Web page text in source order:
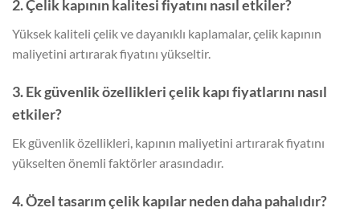
2. Çelik kapının kalitesi fiyatını nasıl etkiler?
Yüksek kaliteli çelik ve dayanıklı kaplamalar, çelik kapının
maliyetini artırarak fiyatını yükseltir.
3. Ek güvenlik özellikleri çelik kapı fiyatlarını nasıl
etkiler?
Ek güvenlik özellikleri, kapının maliyetini artırarak fiyatını
yükselten önemli faktörler arasındadır.
4. Özel tasarım çelik kapılar neden daha pahalıdır?